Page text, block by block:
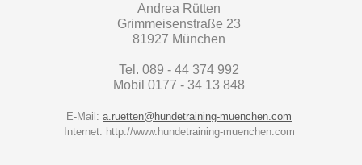
Andrea Rütten
Grimmeisenstraße 23
81927 München
Tel. 089 - 44 374 992
Mobil 0177 - 34 13 848
E-Mail: a.ruetten@hundetraining-muenchen.com
Internet: http://www.hundetraining-muenchen.com